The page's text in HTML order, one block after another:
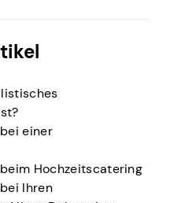
einer
Hochzeitscatering
Ihren